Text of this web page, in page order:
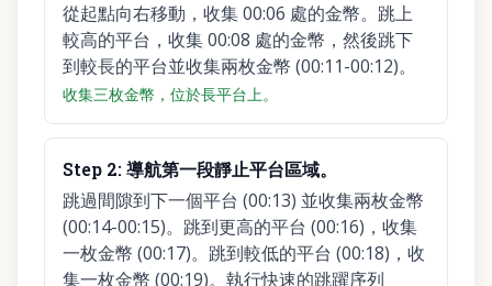
從起點向右移動，收集 00:06 處的金幣。跳上
較高的平台，收集 00:08 處的金幣，然後跳下
到較長的平台並收集兩枚金幣 (00:11-00:12)。
收集三枚金幣，位於長平台上。
Step 2:導航第一段靜止平台區域。
跳過間隙到下一個平台 (00:13) 並收集兩枚金幣
(00:14-00:15)。跳到更高的平台 (00:16)，收集
一枚金幣 (00:17)。跳到較低的平台 (00:18)，收
集一枚金幣 (00:19)。執行快速的跳躍序列